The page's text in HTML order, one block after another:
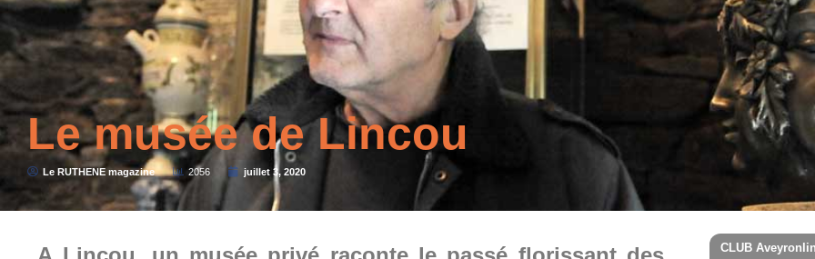
Le musée de Lincou
Le RUTHENE magazine 2056 juillet 3, 2020
CLUB